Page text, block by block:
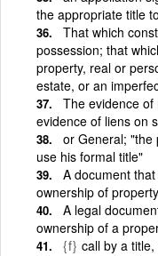
the appropriate title
That which
possession; that
property, real or
estate, or an
The evidence
evidence of liens on
or General; "the
use his formal title"
A document
ownership of property
A legal
ownership of a
{f} call by a